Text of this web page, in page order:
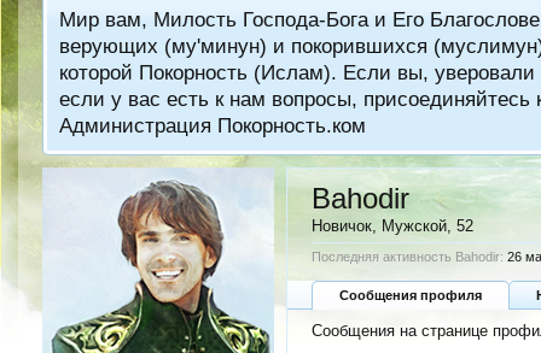
Мир вам, Милость Господа-Бога и Его
верующих (му'минун) и покорившихся
которой Покорность (Ислам). Если вы,
если у вас есть к нам вопросы,
Администрация Покорность.ком
Bahodir
Новичок , Мужской, 52
Последняя активность Bahodir: 26
Сообщения профиля
Сообщения на странице